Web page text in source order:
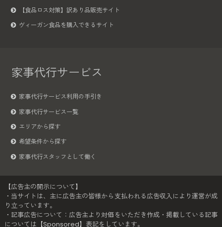
【食品ロス対策】訳あり品販売サイト
ヴィーガン食品を購入できるサイト
家事代行サービス
家事代行サービス利用の手引き
家事代行サービス一覧
エリアから探す
希望条件から探す
家事代行スタッフとして働く
【広告主の開示について】
・当サイトは、主に広告主の皆様から支払われる広告収入により運営が成
り立っています。
・記事広告について：広告主より対価をいただき作成・掲載している記事
については【Sponsored】表記をしています。